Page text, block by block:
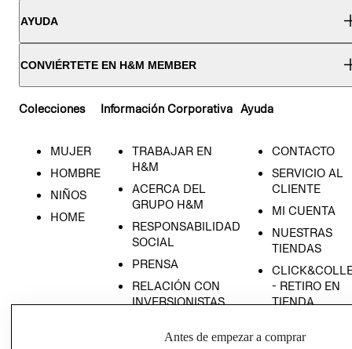
AYUDA
CONVIÉRTETE EN H&M MEMBER
Colecciones
MUJER
HOMBRE
NIÑOS
HOME
Información Corporativa
TRABAJAR EN
H&M
ACERCA DEL
GRUPO H&M
RESPONSABILIDAD
SOCIAL
PRENSA
RELACIÓN CON
INVERSIONISTAS
EMPRESARIAL
Ayuda
CONTACTO
SERVICIO AL
CLIENTE
MI CUENTA
NUESTRAS
TIENDAS
- RETIRO EN
TIENDA
CONDICIONES
Antes de empezar a comprar